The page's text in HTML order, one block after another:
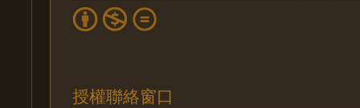
授權聯絡窗口